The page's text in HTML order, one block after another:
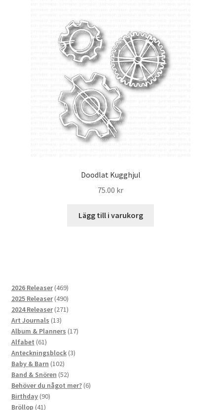
Doodlat Kugghjul
75.00 kr
Lägg till i varukorg
2026 Releaser 469469
produkter
2025 Releaser 490490
produkter
2024 Releaser 271271
Art Journals 1313
produkter
Album & Planners 1717
Alfabet 6161
produkter
Anteckningsblock 33
Baby & Barn 102102
produkter
Band & Snören 5252
produkter
Behöver du något mer? 66
Birthday 9090
Bröllop 4141